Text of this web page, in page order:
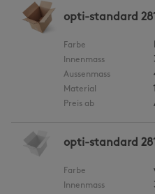
opti-standard
Farbe
Innenmass
Aussenmass
Material
Preis ab
opti-standard
Farbe
Innenmass